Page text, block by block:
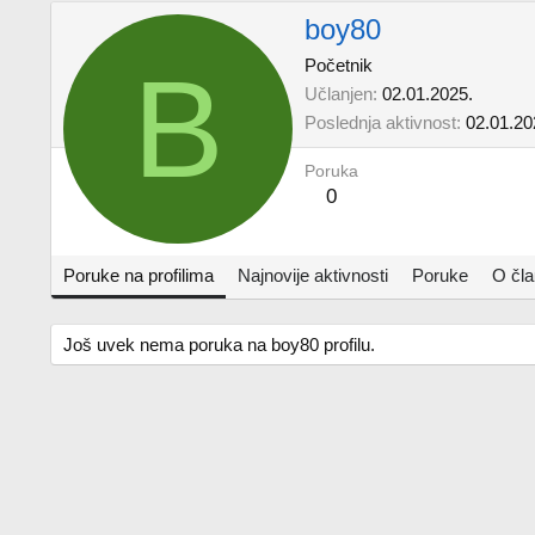
B
boy80
Početnik
Učlanjen 02.01.2025.
Poslednja aktivnost
Poruka
0
Poruke na profilima Najnovije aktivnosti Poruke O
Još uvek nema poruka na boy80 profilu.